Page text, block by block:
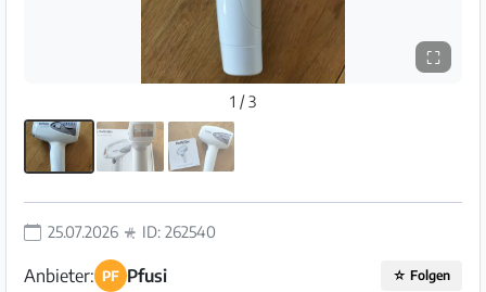
⛶
1 / 3
25.07.2026 ID: 262540
Anbieter: PF Pfusi ☆ Folgen